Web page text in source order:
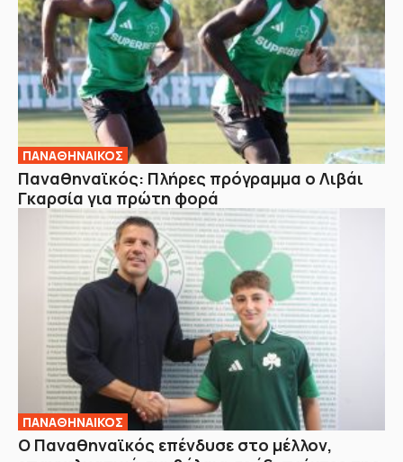
ΠΑΝΑΘΗΝΑΙΚΟΣ
Παναθηναϊκός: Πλήρες πρόγραμμα ο Λιβάι
Γκαρσία για πρώτη φορά
ΠΑΝΑΘΗΝΑΙΚΟΣ
Ο Παναθηναϊκός επένδυσε στο μέλλον,